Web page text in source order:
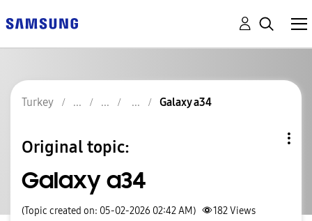
Turkey Galaxy a34
Original topic:
Galaxy a34
(Topic created on: 05-02-2026 02:42 AM) 182Views